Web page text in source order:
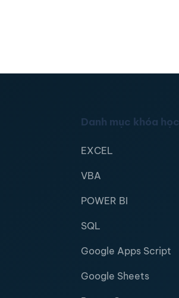
Danh mục khóa học
EXCEL
VBA
POWER BI
SQL
Google Apps Script
Google Sheets